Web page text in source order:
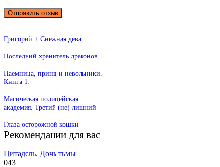
Григорий + Снежная дева
Последний хранитель драконов
Наемница, принц и невольники.
Книга 1.
Магическая полицейская
академия. Третий (не) лишний
Глаза осторожной кошки
Рекомендации для вас
Цитадель. Дочь тьмы
043